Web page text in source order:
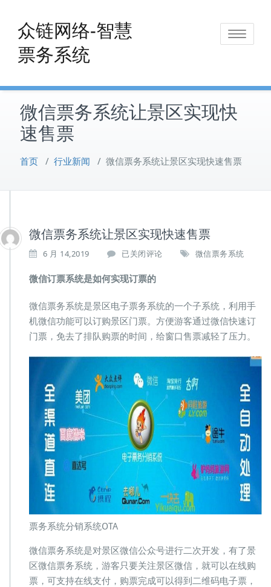
content
众链网络-智慧
票务系统
Toggle
微信票务系统让景区实现快
速售票
首页 / 行业新闻 / 微信票务系统让景区实现快速售票
微信票务系统让景区实现快速售票
6 月 14,2019
微
票
系
统
让
景
实
现
售
票
已关闭评论 微信票务系统
微信订票系统是如何实现订票的
微信票务系统是景区电子票务系统的一个子系统，利用手
机微信功能可以订购景区门票。方便游客通过微信快速订
门票，免去了排队购票的时间，给窗口售票减轻了压力。
票务系统分销系统OTA
微信票务系统是对景区微信公众号进行二次开发，有了景
区微信票务系统，游客只要关注景区微信，就可以在线购
票，可支持在线支付，购票完成可以得到二维码电子票，